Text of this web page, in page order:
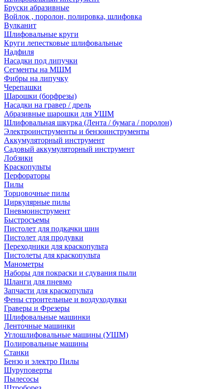
Бруски абразивные
Войлок , поролон, полировка, шлифовка
Вулканит
Шлифовальные круги
Круги лепестковые шлифовальные
Надфиля
Насадки под липучки
Сегменты на МШМ
Фибры на липучку
Черепашки
Шарошки (борфрезы)
Насадки на гравер / дрель
Абразивные шарошки для УШМ
Шлифовальная шкурка (Лента / бумага / поролон)
Электроинструменты и бензоинструменты
Аккумуляторный инструмент
Садовый аккумуляторный инструмент
Лобзики
Краскопульты
Перфораторы
Пилы
Торцовочные пилы
Циркулярные пилы
Пневмоинструмент
Быстросъемы
Пистолет для подкачки шин
Пистолет для продувки
Переходники для краскопульта
Пистолеты для краскопульта
Манометры
Наборы для покраски и сдувания пыли
Шланги для пневмо
Запчасти для краскопульта
Фены строительные и воздуходувки
Граверы и Фрезеры
Шлифовальные машинки
Ленточные машинки
Углошлифовальные машины (УШМ)
Полировальные машины
Станки
Бензо и электро Пилы
Шуруповерты
Пылесосы